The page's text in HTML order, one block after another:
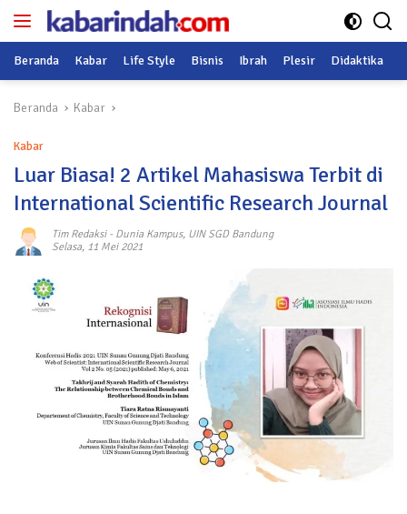
Langsung
Beranda Kabar Life Style Bisnis Ibrah Plesir Didaktika
Beranda Kabar
Kabar
Luar Biasa! 2 Artikel Mahasiswa Terbit di
International Scientific Research Journal
Tim Redaksi- Dunia Kampus, UIN SGD Bandung
Selasa, 11 Mei 2021